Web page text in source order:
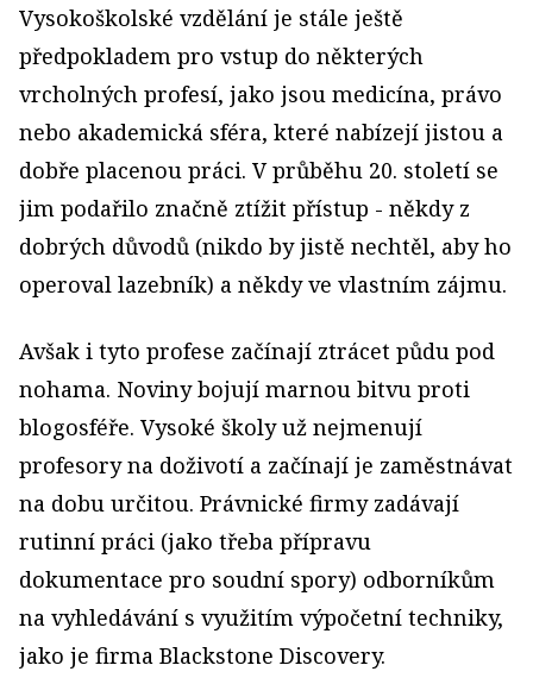
Vysokoškolské vzdělání je stále ještě
předpokladem pro vstup do některých
vrcholných profesí, jako jsou medicína, právo
nebo akademická sféra, které nabízejí jistou a
dobře placenou práci. V průběhu 20. století se
jim podařilo značně ztížit přístup - někdy z
dobrých důvodů (nikdo by jistě nechtěl, aby ho
operoval lazebník) a někdy ve vlastním zájmu.
Avšak i tyto profese začínají ztrácet půdu pod
nohama. Noviny bojují marnou bitvu proti
blogosféře. Vysoké školy už nejmenují
profesory na doživotí a začínají je zaměstnávat
na dobu určitou. Právnické firmy zadávají
rutinní práci (jako třeba přípravu
dokumentace pro soudní spory) odborníkům
na vyhledávání s využitím výpočetní techniky,
jako je firma Blackstone Discovery.